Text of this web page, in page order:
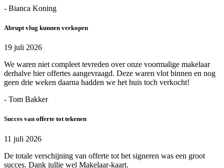
- Bianca Koning
Abrupt vlug kunnen verkopen
19 juli 2026
We waren niet compleet tevreden over onze voormalige makelaar
derhalve hier offertes aangevraagd. Deze waren vlot binnen en nog
geen drie weken daarna hadden we het huis toch verkocht!
- Tom Bakker
Succes van offerte tot tekenen
11 juli 2026
De totale verschijning van offerte tot het signeren was een groot
succes. Dank jullie wel Makelaar-kaart.